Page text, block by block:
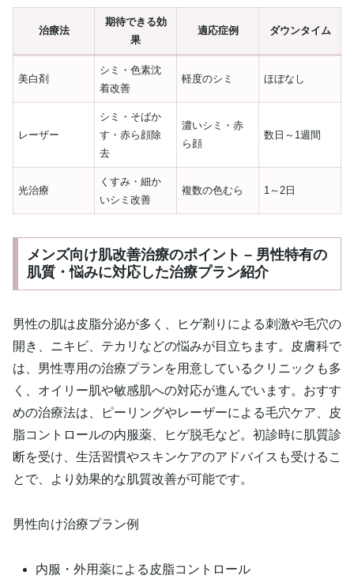
治療法
期待できる効
果
適応症例 ダウンタイム
美白剤
シミ・色素沈
着改善
軽度のシミ ほぼなし
レーザー
シミ・そばか
す・赤ら顔除
去
濃いシミ・赤
ら顔
数日～1週間
光治療
くすみ・細か
いシミ改善
複数の色むら 1～2日
メンズ向け肌改善治療のポイント – 男性特有の
肌質・悩みに対応した治療プラン紹介
男性の肌は皮脂分泌が多く、ヒゲ剃りによる刺激や毛穴の
開き、ニキビ、テカリなどの悩みが目立ちます。皮膚科で
は、男性専用の治療プランを用意しているクリニックも多
く、オイリー肌や敏感肌への対応が進んでいます。おすす
めの治療法は、ピーリングやレーザーによる毛穴ケア、皮
脂コントロールの内服薬、ヒゲ脱毛など。初診時に肌質診
断を受け、生活習慣やスキンケアのアドバイスも受けるこ
とで、より効果的な肌質改善が可能です。
男性向け治療プラン例
内服・外用薬による皮脂コントロール